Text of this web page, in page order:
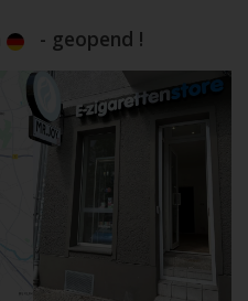
- geopend !